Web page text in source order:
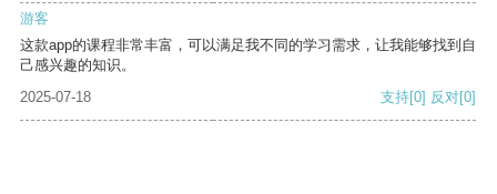
游客
这款app的课程非常丰富，可以满足我不同的学习需求，让我能够找到自
己感兴趣的知识。
2025-07-18
支持[0] 反对[0]